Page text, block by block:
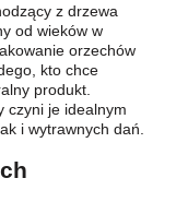
z drzewa
od wieków w
orzechów
kto chce
produkt.
czyni je idealnym
i wytrawnych dań.